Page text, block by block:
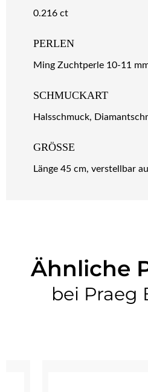
0.216 ct
PERLEN
Ming Zuchtperle 10-11
SCHMUCKART
Halsschmuck,
GRÖSSE
Länge 45 cm, verstellbar
Ähnliche
bei Praeg